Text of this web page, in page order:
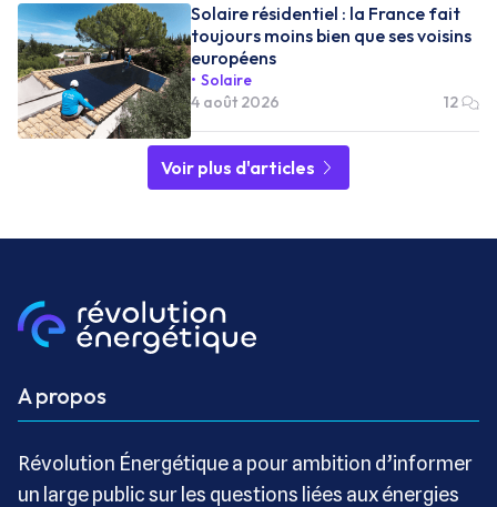
Solaire résidentiel : la France fait
toujours moins bien que ses voisins
européens
Solaire
4 août 2026
12
Voir plus d'articles
A propos
Révolution Énergétique a pour ambition d’informer
un large public sur les questions liées aux énergies